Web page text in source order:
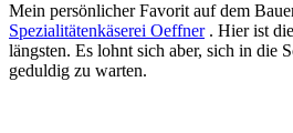
Mein persönlicher Favorit auf dem
Spezialitätenkäserei Oeffner. Hier ist
längsten. Es lohnt sich aber, sich in die
geduldig zu warten.